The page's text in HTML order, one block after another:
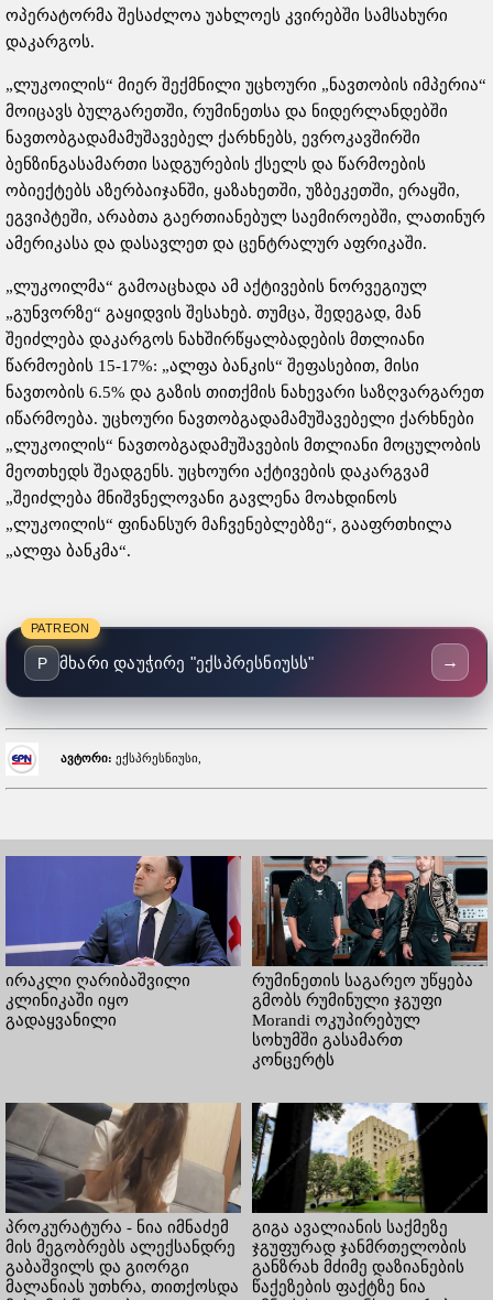
ოპერატორმა შესაძლოა უახლოეს კვირებში სამსახური
დაკარგოს.
„ლუკოილის“ მიერ შექმნილი უცხოური „ნავთობის იმპერია“
მოიცავს ბულგარეთში, რუმინეთსა და ნიდერლანდებში
ნავთობგადამამუშავებელ ქარხნებს, ევროკავშირში
ბენზინგასამართი სადგურების ქსელს და წარმოების
ობიექტებს აზერბაიჯანში, ყაზახეთში, უზბეკეთში, ერაყში,
ეგვიპტეში, არაბთა გაერთიანებულ საემიროებში, ლათინურ
ამერიკასა და დასავლეთ და ცენტრალურ აფრიკაში.
„ლუკოილმა“ გამოაცხადა ამ აქტივების ნორვეგიულ
„გუნვორზე“ გაყიდვის შესახებ. თუმცა, შედეგად, მან
შეიძლება დაკარგოს ნახშირწყალბადების მთლიანი
წარმოების 15-17%: „ალფა ბანკის“ შეფასებით, მისი
ნავთობის 6.5% და გაზის თითქმის ნახევარი საზღვარგარეთ
იწარმოება. უცხოური ნავთობგადამამუშავებელი ქარხნები
„ლუკოილის“ ნავთობგადამუშავების მთლიანი მოცულობის
მეოთხედს შეადგენს. უცხოური აქტივების დაკარგვამ
„შეიძლება მნიშვნელოვანი გავლენა მოახდინოს
„ლუკოილის“ ფინანსურ მაჩვენებლებზე“, გააფრთხილა
„ალფა ბანკმა“.
PATREON
P მხარი დაუჭირე "ექსპრესნიუსს" →
ავტორი: ექსპრესნიუსი,
ირაკლი ღარიბაშვილი
კლინიკაში იყო
გადაყვანილი
რუმინეთის საგარეო უწყება
გმობს რუმინული ჯგუფი
Morandi ოკუპირებულ
სოხუმში გასამართ
კონცერტს
პროკურატურა - ნია იმნაძემ
მის მეგობრებს ალექსანდრე
გაბაშვილს და გიორგი
მალანიას უთხრა, თითქოსდა
გიგა ავალიანის საქმეზე
ჯგუფურად ჯანმრთელობის
განზრახ მძიმე დაზიანების
წაქეზების ფაქტზე ნია